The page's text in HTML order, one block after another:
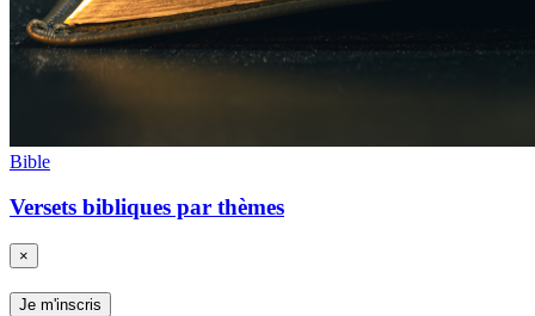
Bible
Versets bibliques par thèmes
×
Je m'inscris